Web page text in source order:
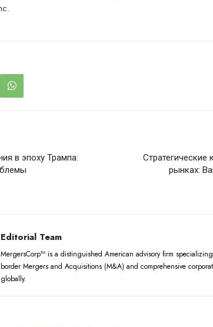
в эпоху Трампа:
Стратегические
рынках:
Editorial Team
MergersCorp™ is a distinguished American advisory firm
border Mergers and Acquisitions (M&A) and comprehensive
globally.